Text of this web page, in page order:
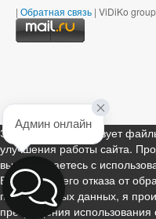
| Обратная связь | ViDiKo
Этот ресурс использует
улучшения работы сайта.
вы соглашаетесь с
В случае моего отказа от
персональных данных, я
прекращения
Админ онлайн